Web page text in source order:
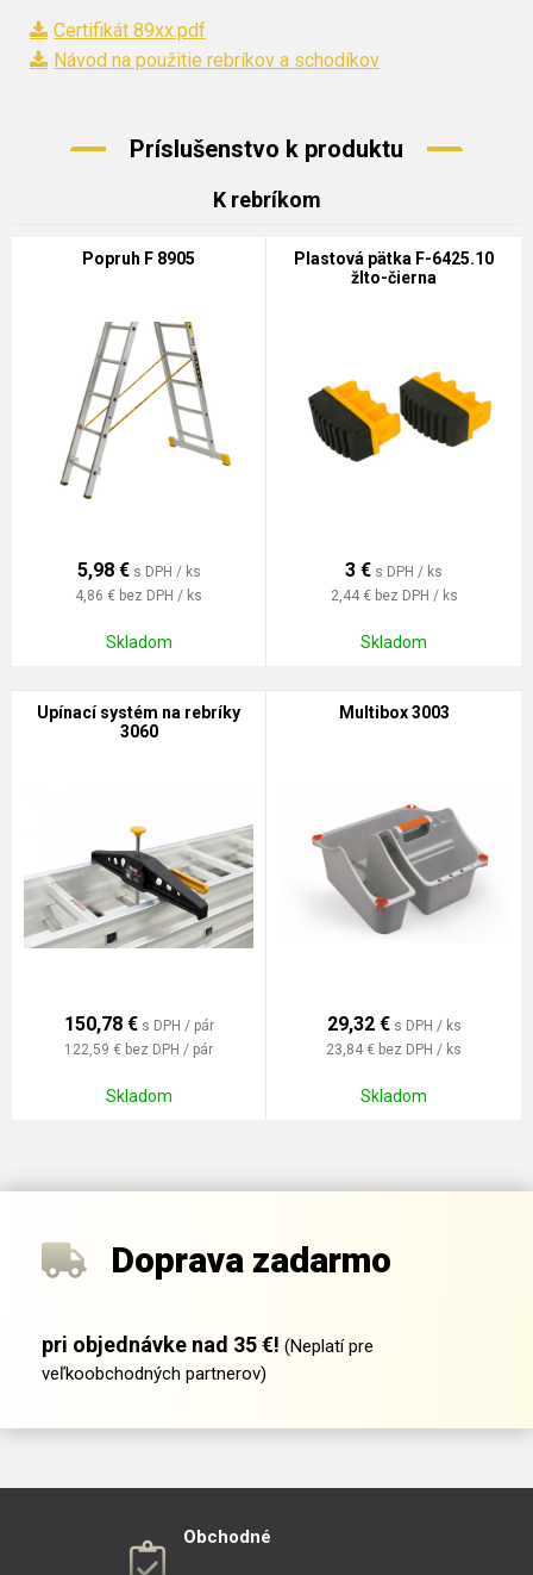
Certifikát 89xx.pdf
Návod na použitie rebríkov a schodíkov
Príslušenstvo k produktu
K rebríkom
Popruh F 8905
5,98 € s DPH / ks
4,86 € bez DPH / ks
Skladom
Plastová pätka F-6425.10
žlto-čierna
3 € s DPH / ks
2,44 € bez DPH / ks
Skladom
Upínací systém na rebríky
3060
150,78 € s DPH / pár
122,59 € bez DPH / pár
Skladom
Multibox 3003
29,32 € s DPH / ks
23,84 € bez DPH / ks
Skladom
Doprava zadarmo
pri objednávke nad 35 €! (Neplatí pre
veľkoobchodných partnerov)
Obchodné